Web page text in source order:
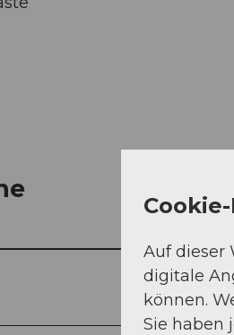
Auf dieser
digitale
können.
Sie haben